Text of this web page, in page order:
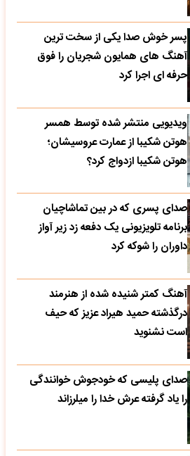
پسر خوش صدا یکی از سخت ترین
آهنگ های همایون شجریان را فوق
حرفه ای اجرا کرد
ویدیویی منتشر شده توسط همسر
هوتن شکیبا از عمارت عروسیشان؛
هوتن شکیبا ازدواج کرد؟
صدای پسری که در بین تماشاچیان
برنامه تلویزیونی یک دفعه زد زیر آواز
داوران را شوکه کرد
آهنگ کمتر شنیده شده از هنرمند
درگذشته حمید هیراد عزیز که حیف
است نشنوید
صدای پلیسی که خودجوش خوانندگی
را یاد گرفته عرش خدا را میلرزاند